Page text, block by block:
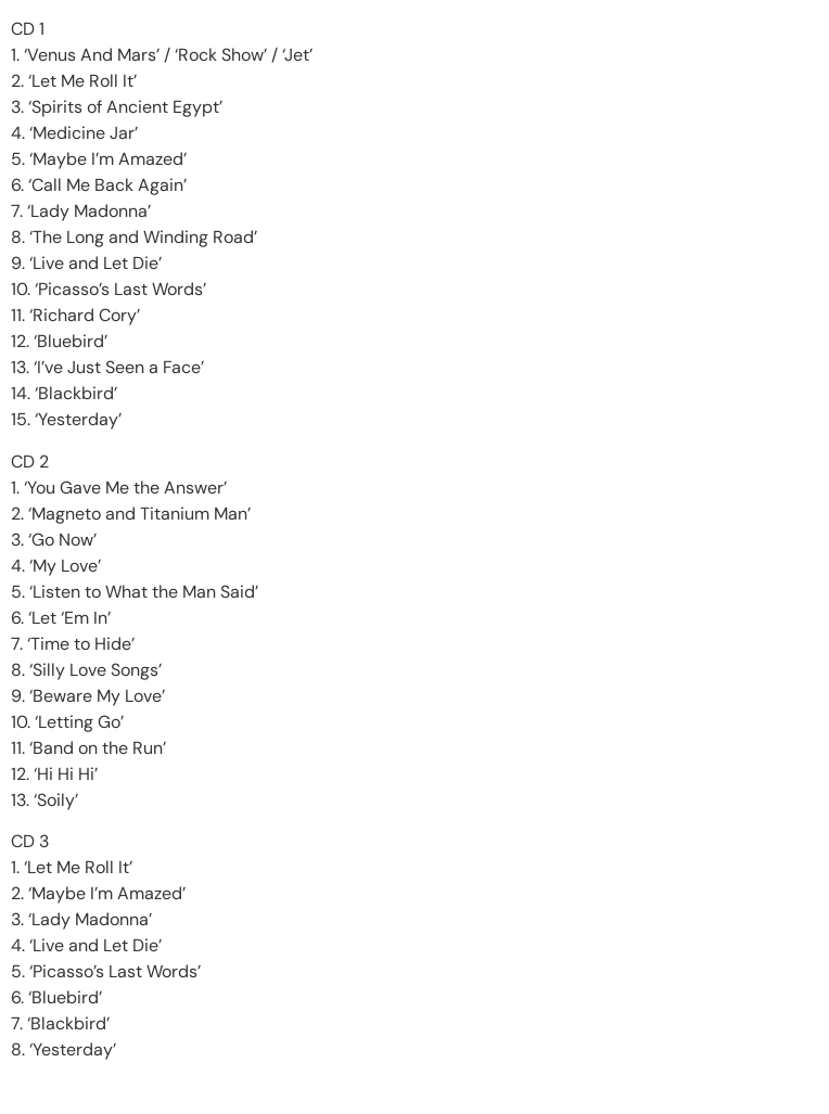
CD 1
1. ‘Venus And Mars’ / ‘Rock Show’ / ‘Jet’
2. ‘Let Me Roll It’
3. ‘Spirits of Ancient Egypt’
4. ‘Medicine Jar’
5. ‘Maybe I’m Amazed’
6. ‘Call Me Back Again’
7. ‘Lady Madonna’
8. ‘The Long and Winding Road’
9. ‘Live and Let Die’
10. ‘Picasso’s Last Words’
11. ‘Richard Cory’
12. ‘Bluebird’
13. ‘I’ve Just Seen a Face’
14. ‘Blackbird’
15. ‘Yesterday’
CD 2
1. ‘You Gave Me the Answer’
2. ‘Magneto and Titanium Man’
3. ‘Go Now’
4. ‘My Love’
5. ‘Listen to What the Man Said’
6. ‘Let ‘Em In’
7. ‘Time to Hide’
8. ‘Silly Love Songs’
9. ‘Beware My Love’
10. ‘Letting Go’
11. ‘Band on the Run’
12. ‘Hi Hi Hi’
13. ‘Soily’
CD 3
1. ‘Let Me Roll It’
2. ‘Maybe I’m Amazed’
3. ‘Lady Madonna’
4. ‘Live and Let Die’
5. ‘Picasso’s Last Words’
6. ‘Bluebird’
7. ‘Blackbird’
8. ‘Yesterday’